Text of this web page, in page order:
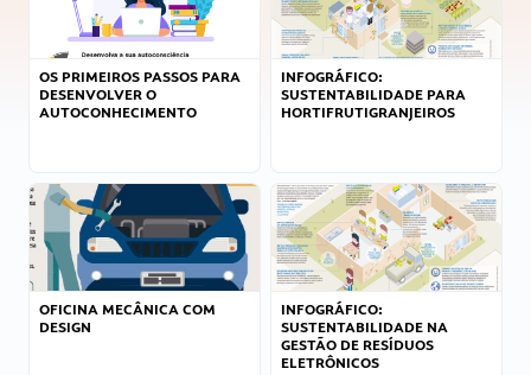
OS PRIMEIROS PASSOS PARA
DESENVOLVER O
AUTOCONHECIMENTO
INFOGRÁFICO:
SUSTENTABILIDADE PARA
HORTIFRUTIGRANJEIROS
OFICINA MECÂNICA COM
DESIGN
INFOGRÁFICO:
SUSTENTABILIDADE NA
GESTÃO DE RESÍDUOS
ELETRÔNICOS